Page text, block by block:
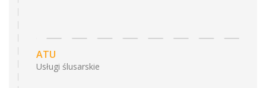
ATU
Usługi ślusarskie